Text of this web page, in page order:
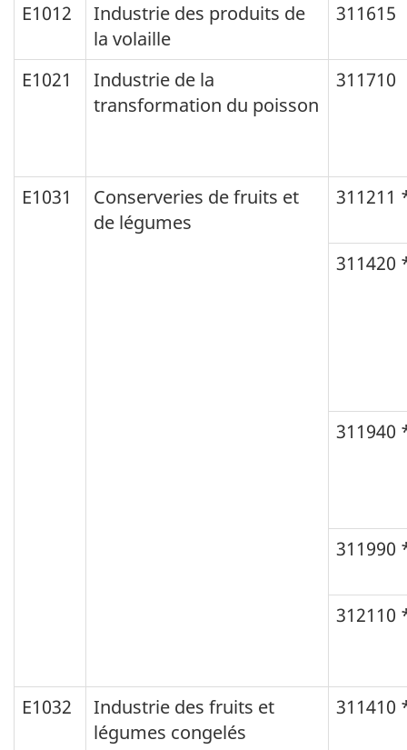
E1012
Industrie des produits de
la volaille
311615
E1021
Industrie de la
transformation du poisson
311710
E1031
Conserveries de fruits et
de légumes
311211
311420
311940
311990
312110
E1032
Industrie des fruits et
légumes congelés
311410